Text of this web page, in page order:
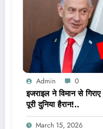
Admin 0
इजराइल ने विमान से
पूरी दुनिया हैरान!..
March 15, 2026